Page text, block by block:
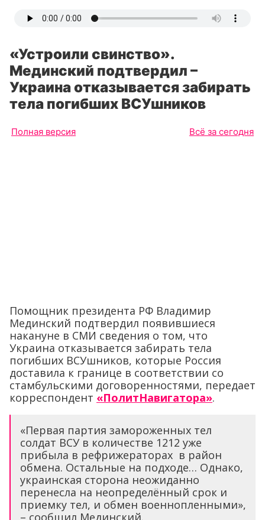
«Устроили свинство».
Мединский подтвердил –
Украина отказывается забирать
тела погибших ВСУшников
Полная версия Всё за сегодня
Помощник президента РФ Владимир
Мединский подтвердил появившиеся
накануне в СМИ сведения о том, что
Украина отказывается забирать тела
погибших ВСУшников, которые Россия
доставила к границе в соответствии со
стамбульскими договоренностями, передает
корреспондент «ПолитНавигатора».
«Первая партия замороженных тел
солдат ВСУ в количестве 1212 уже
прибыла в рефрижераторах в район
обмена. Остальные на подходе… Однако,
украинская сторона неожиданно
перенесла на неопределённый срок и
приемку тел, и обмен военнопленными»,
– сообщил Мединский.